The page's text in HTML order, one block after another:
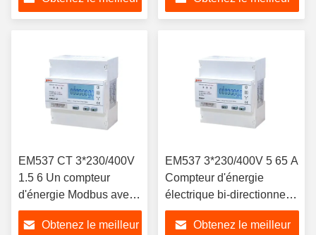
EM537 CT 3*230/400V
1.5 6 Un compteur
d'énergie Modbus avec
certification CE et taux
1-4 Obtenez le meilleur
EM537 3*230/400V 5 65 A
Compteur d'énergie
électrique bi-directionnel à
trois phases -25 à 75
Obtenez le meilleur